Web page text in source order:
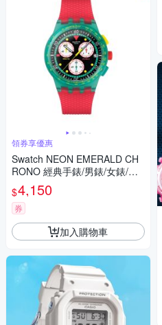
領券享優惠
Swatch NEON EMERALD CH
RONO 經典手錶/男錶/女錶/瑞
士製造 SUSG409 (42mm)
$4,150
券
加入購物車